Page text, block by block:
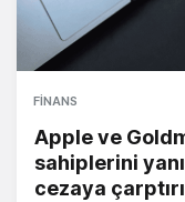
FINANS
Apple ve
sahiplerini
cezaya